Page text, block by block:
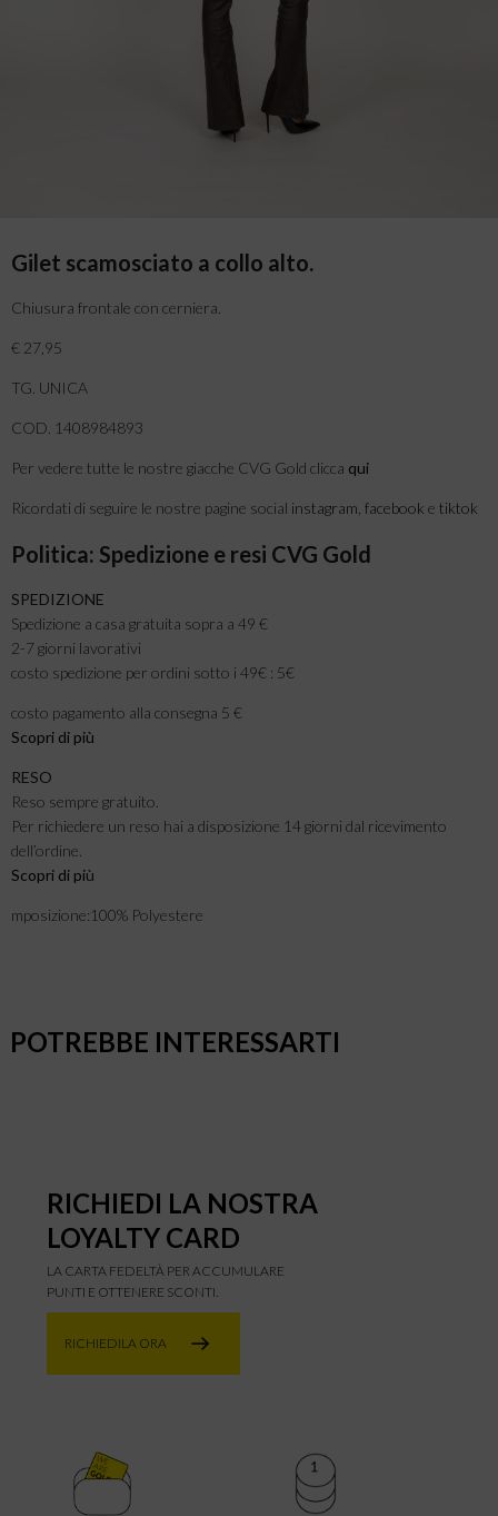
Gilet scamosciato a collo alto.
Chiusura frontale con cerniera.
€ 27,95
TG. UNICA
COD. 1408984893
Per vedere tutte le nostre giacche CVG Gold clicca qui
Ricordati di seguire le nostre pagine social instagram facebook e tiktok
Politica: Spedizione e resi CVG Gold
SPEDIZIONE
Spedizione a casa gratuita sopra a 49 €
2-7 giorni lavorativi
costo spedizione per ordini sotto i 49€ : 5€
costo pagamento alla consegna 5 €
Scopri di più
RESO
Reso sempre gratuito.
Per richiedere un reso hai a disposizione 14 giorni dal ricevimento
dell’ordine.
Scopri di più
mposizione:100% Polyestere
POTREBBE INTERESSARTI
RICHIEDI LA NOSTRA
LOYALTY CARD
LA CARTA FEDELTÀ PER ACCUMULARE
PUNTI E OTTENERE SCONTI.
RICHIEDILA ORA